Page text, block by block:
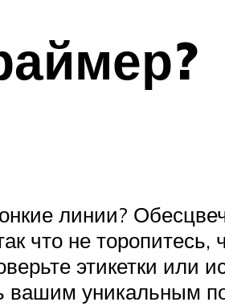
линии?
что не
этикетки или
вашим уникальным